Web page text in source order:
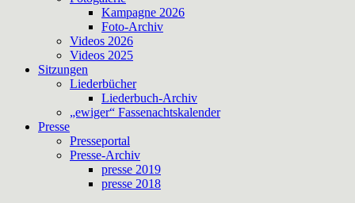
Kampagne 2026
Foto-Archiv
Videos 2026
Videos 2025
Sitzungen
Liederbücher
Liederbuch-Archiv
„ewiger“ Fassenachtskalender
Presse
Presseportal
Presse-Archiv
presse 2019
presse 2018